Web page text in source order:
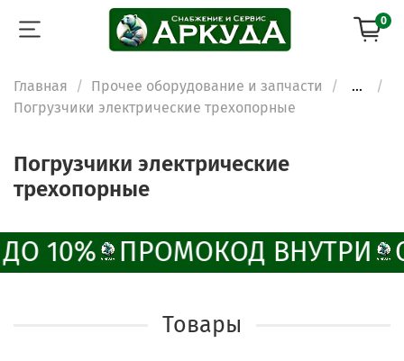
0
Главная Прочее оборудование и запчасти
...
Погрузчики электрические трехопорные
Погрузчики электрические
трехопорные
10% ПРОМОКОД ВНУТРИ
Товары